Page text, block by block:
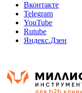
Вконтакте
Telegram
YouTube
Rutube
Яндекс.Дзен